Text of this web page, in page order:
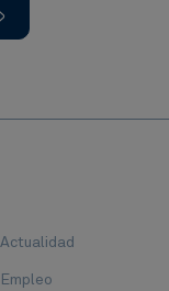
Actualidad
Empleo